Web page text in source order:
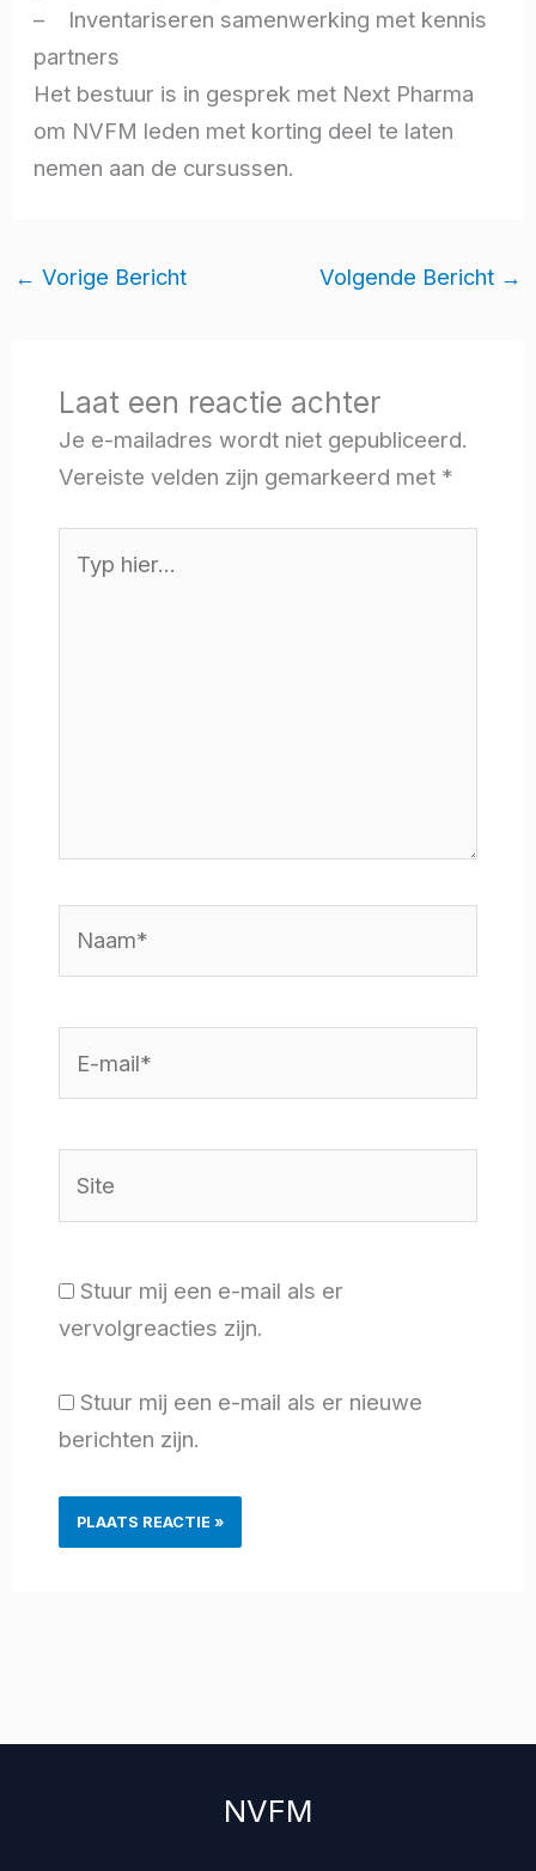
– Inventariseren samenwerking met kennis
partners
Het bestuur is in gesprek met Next Pharma
om NVFM leden met korting deel te laten
nemen aan de cursussen.
← Vorige Bericht Volgende Bericht →
Laat een reactie achter
Je e-mailadres wordt niet gepubliceerd.
Vereiste velden zijn gemarkeerd met *
hier...
Stuur mij een e-mail als er
vervolgreacties zijn.
Stuur mij een e-mail als er nieuwe
berichten zijn.
NVFM